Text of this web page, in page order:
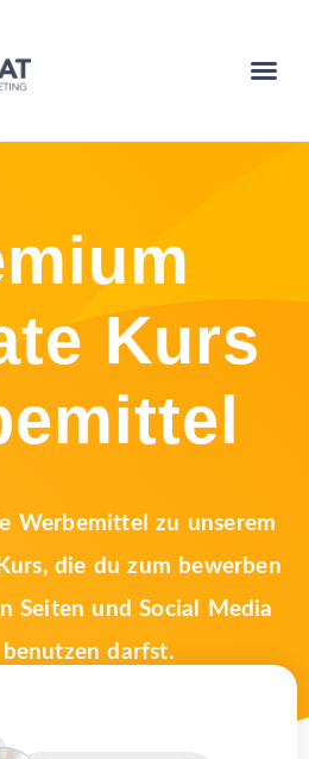
Kurs
Werbemittel zu unserem
die du zum bewerben
Seiten und Social Media
benutzen darfst.